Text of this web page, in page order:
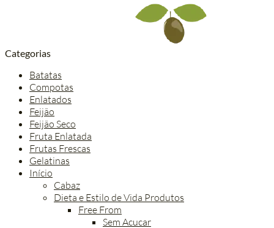
Categorias
Batatas
Compotas
Enlatados
Feijão
Feijão Seco
Fruta Enlatada
Frutas Frescas
Gelatinas
Início
Cabaz
Dieta e Estilo de Vida Produtos
Free From
Sem Acucar